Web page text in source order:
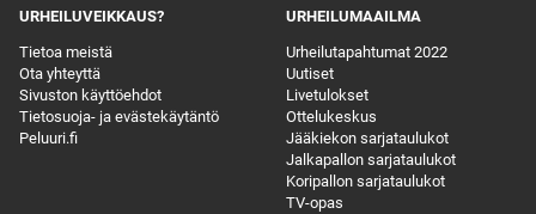
URHEILUVEIKKAUS?
Tietoa meistä
Ota yhteyttä
Sivuston käyttöehdot
Tietosuoja- ja evästekäytäntö
Peluuri.fi
URHEILUMAAILMA
Urheilutapahtumat 2022
Uutiset
Livetulokset
Ottelukeskus
Jääkiekon sarjataulukot
Jalkapallon sarjataulukot
Koripallon sarjataulukot
TV-opas